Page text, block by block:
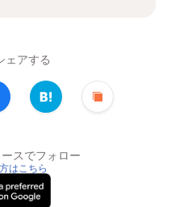
ェアする
スでフォロー
はこちら